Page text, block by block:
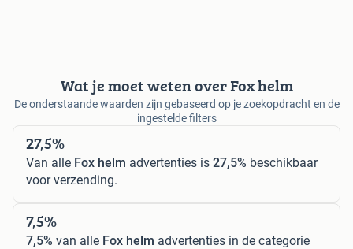
Wat je moet weten over Fox helm
De onderstaande waarden zijn gebaseerd op je zoekopdracht en de
ingestelde filters
27,5%
Van alle Fox helm advertenties is 27,5% beschikbaar
voor verzending.
7,5%
7,5% van alle Fox helm advertenties in de categorie